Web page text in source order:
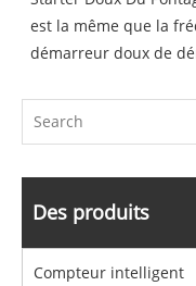
est la même que la
démarreur doux de
Des produits
Compteur intelligent